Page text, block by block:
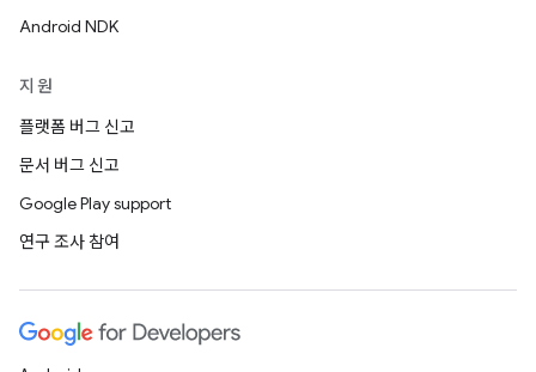
Android NDK
지원
플랫폼 버그 신고
문서 버그 신고
Google Play support
연구 조사 참여